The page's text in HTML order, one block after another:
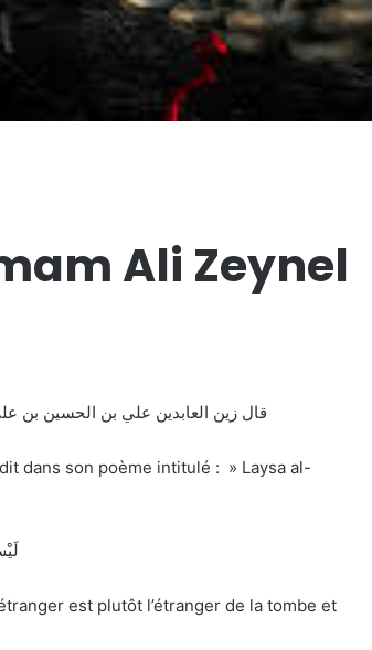
Ali Zeynel
قال زين العابدين علي بن الحسين بن
dans son poème intitulé : » Laysa al-
est plutôt l’étranger de la tombe et